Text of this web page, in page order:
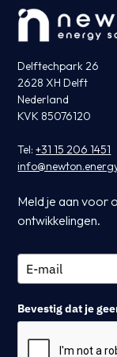
Delftechpark 26
2628 XH Delft
Nederland
KVK 85076120
Tel:+31 15 206 1451
Meld je aan voor
ontwikkelingen.
Bevestig dat je